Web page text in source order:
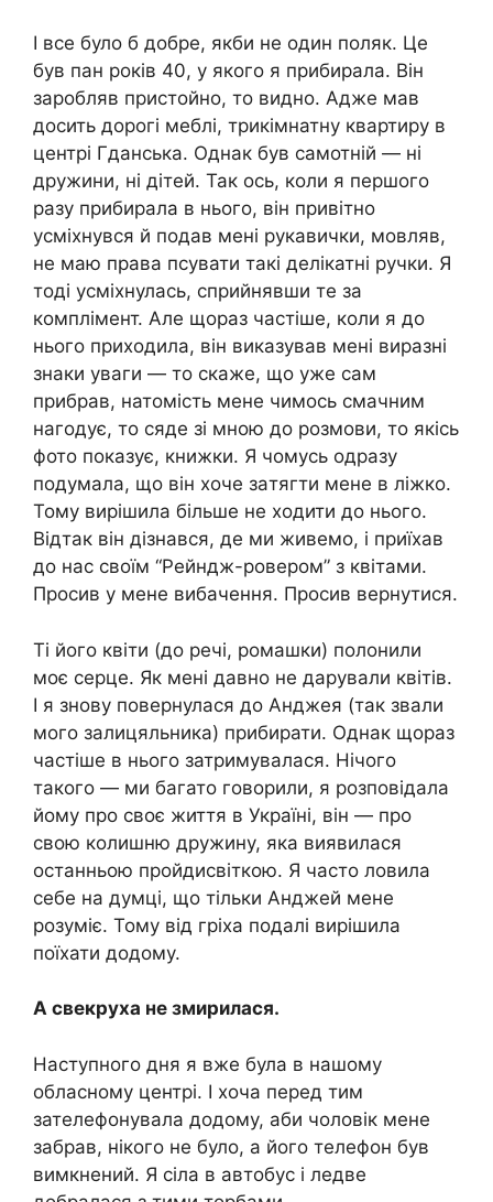
І все було б добре, якби не один поляк. Це
був пан років 40, у якого я прибирала. Він
заробляв пристойно, то видно. Адже мав
досить дорогі меблі, трикімнатну квартиру в
центрі Гданська. Однак був самотній — ні
дружини, ні дітей. Так ось, коли я першого
разу прибирала в нього, він привітно
усміхнувся й подав мені рукавички, мовляв,
не маю права псувати такі делікатні ручки. Я
тоді усміхнулась, сприйнявши те за
комплімент. Але щораз частіше, коли я до
нього приходила, він виказував мені виразні
знaки увaги — то скаже, що уже сам
прибрав, натомість мене чимось смачним
нагодує, то сяде зі мною до розмови, то якісь
фото показує, книжки. Я чомусь одразу
подумала, що він хоче зaтягти мене в лiжко.
Тому вирішила більше не ходити до нього.
Відтак він дізнався, де ми живемо, і приїхав
до нас своїм “Рейндж-ровером” з квітами.
Просив у мене вибачення. Просив вернутися.
Ті його квіти (до речі, ромашки) полонили
моє сеpце. Як мені давно не дарували квітів.
І я знову повернулася до Анджея (так звали
мого залицяльника) прибирати. Однак щораз
частіше в нього затримувалася. Нічого
такого — ми багато говорили, я розповідала
йому про своє життя в Україні, він — про
свою колишню дружину, яка виявилася
останньою пpoйдисвіткою. Я часто ловила
себе на думці, що тільки Анджей мене
розуміє. Тому від гріха подалі вирішила
поїхати додому.
А свекруха не змирилася.
Наступного дня я вже була в нашому
обласному центрі. І хоча перед тим
зателефонувала додому, аби чоловік мене
забрав, нікого не було, а його телефон був
вимкнений. Я сіла в автобус і ледве